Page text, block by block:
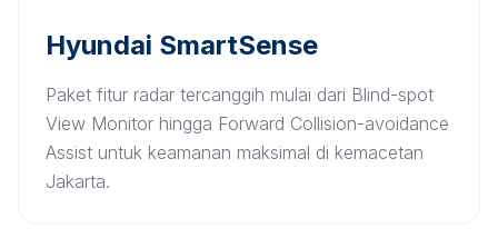
Hyundai SmartSense
Paket fitur radar tercanggih mulai dari Blind-spot
View Monitor hingga Forward Collision-avoidance
Assist untuk keamanan maksimal di kemacetan
Jakarta.